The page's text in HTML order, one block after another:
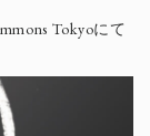
Tokyoにて